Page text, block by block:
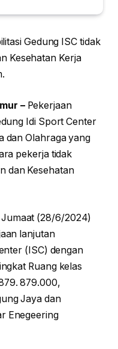
Gedung ISC tidak
Kesehatan Kerja
–Pekerjaan
Idi Sport Center
dan Olahraga yang
pekerja tidak
dan Kesehatan
(28/6/2024)
lanjutan
(ISC) dengan
Ruang kelas
879.000,
Jaya dan
Enegeering